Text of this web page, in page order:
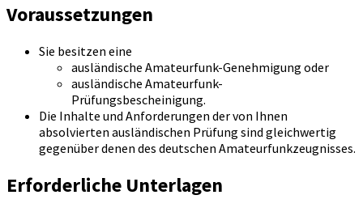
Voraussetzungen
Sie besitzen eine
ausländische Amateurfunk-Genehmigung oder
ausländische Amateurfunk-
Prüfungsbescheinigung.
Die Inhalte und Anforderungen der von Ihnen
absolvierten ausländischen Prüfung sind gleichwertig
gegenüber denen des deutschen Amateurfunkzeugnisses.
Erforderliche Unterlagen